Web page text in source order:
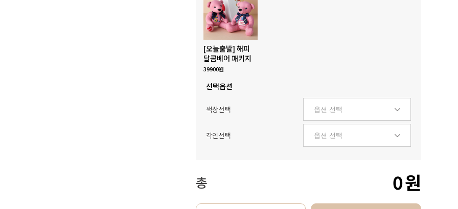
[오늘출발] 해피
달콤베어 패키지
39900원
선택옵션
색상선택
각인선택
총 0원